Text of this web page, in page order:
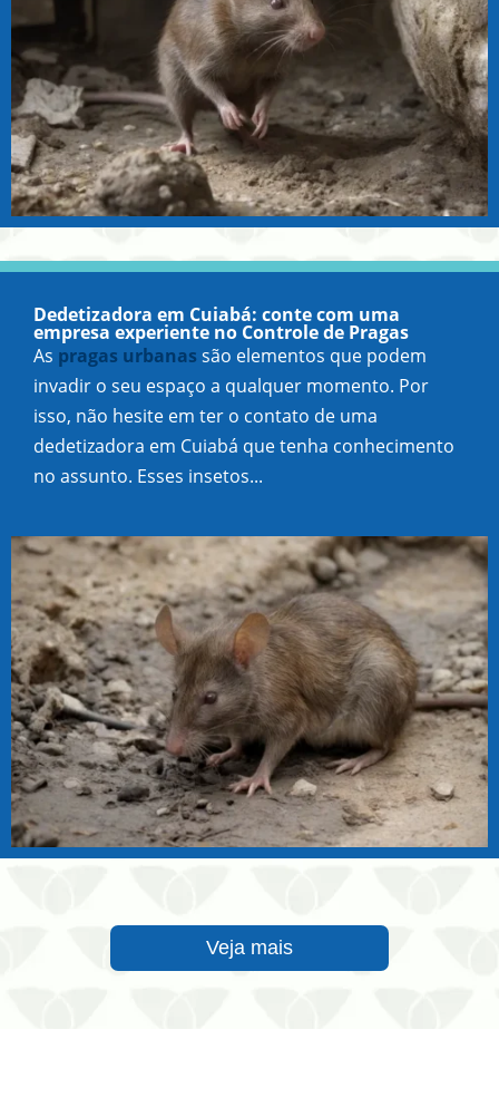
Dedetizadora em Cuiabá: conte com uma
empresa experiente no Controle de Pragas
As pragas urbanas são elementos que podem
invadir o seu espaço a qualquer momento. Por
isso, não hesite em ter o contato de uma
dedetizadora em Cuiabá que tenha conhecimento
no assunto. Esses insetos...
Veja mais